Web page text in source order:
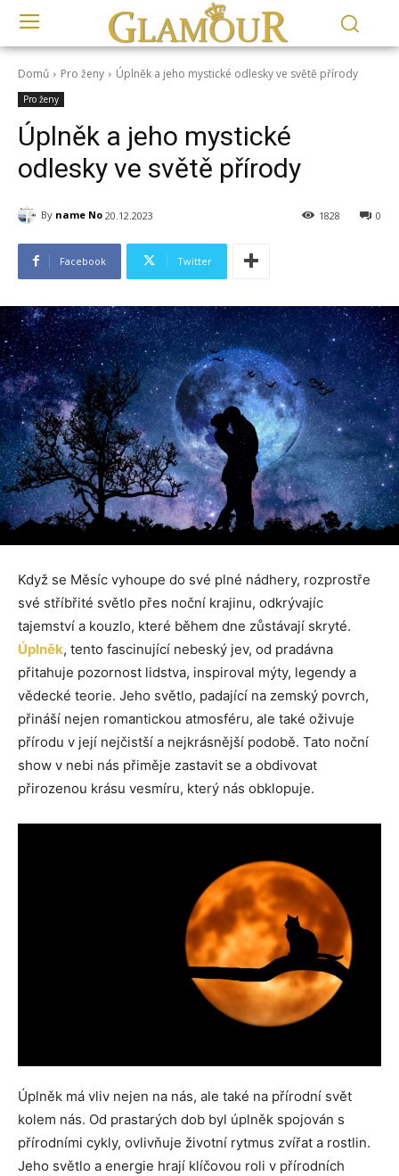
Domů Pro ženy Úplněk a jeho mystické odlesky ve světě přírody
Pro ženy
Úplněk a jeho mystické
odlesky ve světě přírody
By name No 20.12.2023 0
1828
Facebook Twitter
Když se Měsíc vyhoupe do své plné nádhery, rozprostře
své stříbřité světlo přes noční krajinu, odkrývajíc
tajemství a kouzlo, které během dne zůstávají skryté.
Úplněk, tento fascinující nebeský jev, od pradávna
přitahuje pozornost lidstva, inspiroval mýty, legendy a
vědecké teorie. Jeho světlo, padající na zemský povrch,
přináší nejen romantickou atmosféru, ale také oživuje
přírodu v její nejčistší a nejkrásnější podobě. Tato noční
show v nebi nás přiměje zastavit se a obdivovat
přirozenou krásu vesmíru, který nás obklopuje.
Úplněk má vliv nejen na nás, ale také na přírodní svět
kolem nás. Od prastarých dob byl úplněk spojován s
přírodními cykly, ovlivňuje životní rytmus zvířat a rostlin.
Jeho světlo a energie hrají klíčovou roli v přírodních